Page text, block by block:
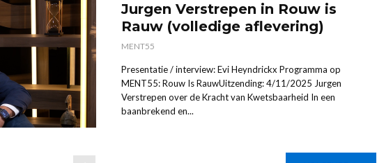
Jurgen Verstrepen in Rouw is
Rauw (volledige aflevering)
MENT55
Presentatie / interview: Evi Heyndrickx Programma op
MENT55: Rouw Is RauwUitzending: 4/11/2025 Jurgen
Verstrepen over de Kracht van Kwetsbaarheid In een
baanbrekend en...